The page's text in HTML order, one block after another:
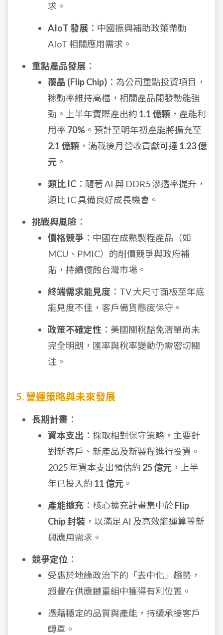
求。
AIoT 發展 ：中國振興補助政策帶動
AIoT 相關應用需求。
重點產品發展 ：
覆晶 (Flip Chip) ：為公司重點投資項目，
稼動率維持高檔，相關產品開發動能強
勁。上半年實際產出約 1.1 億顆 ，產能利
用率 70% 。預計至明年初產能將擴充至
2.1 億顆 ，滿載後月營收貢獻可達 1.23 億
元 。
類比 IC ：隨著 AI 與 DDR5 滲透率提升，
類比 IC 具備良好成長機會。
挑戰與風險 ：
價格競爭 ：中國在成熟製程產品（如
MCU、PMIC）的削價競爭與政府補
貼，持續侵蝕台灣市場。
終端需求能見度 ：TV 大尺寸面板至年底
能見度不佳，客戶備貨態度保守。
政策不確定性 ：美國關稅豁免清單尚未
完全明朗，匯率與稅率變動仍需密切關
注。
5. 營運策略與未來發展
長期計畫 ：
資本支出 ：採取相對保守策略，主要針
對新客戶、新產品及新製程進行投資。
2025 年資本支出預估約 25 億元 ，上半
年已投入約 11 億元 。
產能擴充 ：核心擴充計畫集中於Flip
Chip 封裝 ，以滿足 AI 及高效能運算等新
興應用需求。
競爭定位 ：
受惠於地緣政治下的「去中化」趨勢，
超豐在供應鏈重組中獲得有利位置。
憑藉穩定的品質與產能，持續承接客戶
轉單。